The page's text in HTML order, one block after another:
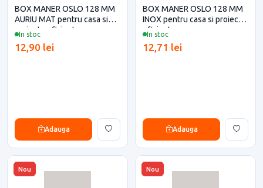
In stoc
BOX MANER OSLO 128 MM
AURIU MAT pentru casa si
proiecte eficiente
12,90 lei
Adauga
In stoc
BOX MANER OSLO 128 MM
INOX pentru casa si proiecte
eficiente
12,71 lei
Adauga
Nou Nou